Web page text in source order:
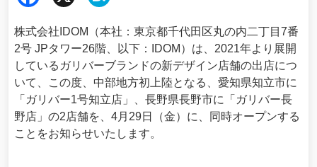
ok
株式会社IDOM（本社：東京都千代田区丸の内二丁目7番
2号 JPタワー26階、以下：IDOM）は、2021年より展開
しているガリバーブランドの新デザイン店舗の出店につ
いて、この度、中部地方初上陸となる、愛知県知立市に
「ガリバー1号知立店」、長野県長野市に「ガリバー長
野店」の2店舗を、4月29日（金）に、同時オープンする
ことをお知らせいたします。